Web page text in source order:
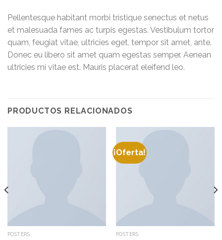
Pellentesque habitant morbi tristique senectus et netus
et malesuada fames ac turpis egestas. Vestibulum tortor
quam, feugiat vitae, ultricies eget, tempor sit amet, ante.
Donec eu libero sit amet quam egestas semper. Aenean
ultricies mi vitae est. Mauris placerat eleifend leo.
PRODUCTOS RELACIONADOS
POSTERS
¡Oferta!
POSTERS